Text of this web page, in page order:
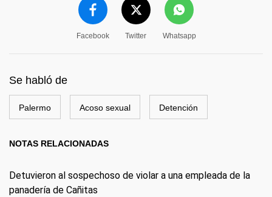
Facebook Twitter Whatsapp
Se habló de
Palermo Acoso sexual Detención
NOTAS RELACIONADAS
Detuvieron al sospechoso de violar a una empleada de la
panadería de Cañitas